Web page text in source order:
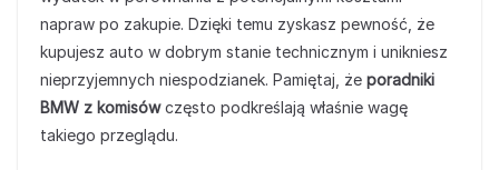
napraw po zakupie. Dzięki temu zyskasz pewność, że
kupujesz auto w dobrym stanie technicznym i unikniesz
nieprzyjemnych niespodzianek. Pamiętaj, że poradniki
BMW z komisówczęsto podkreślają właśnie wagę
takiego przeglądu.